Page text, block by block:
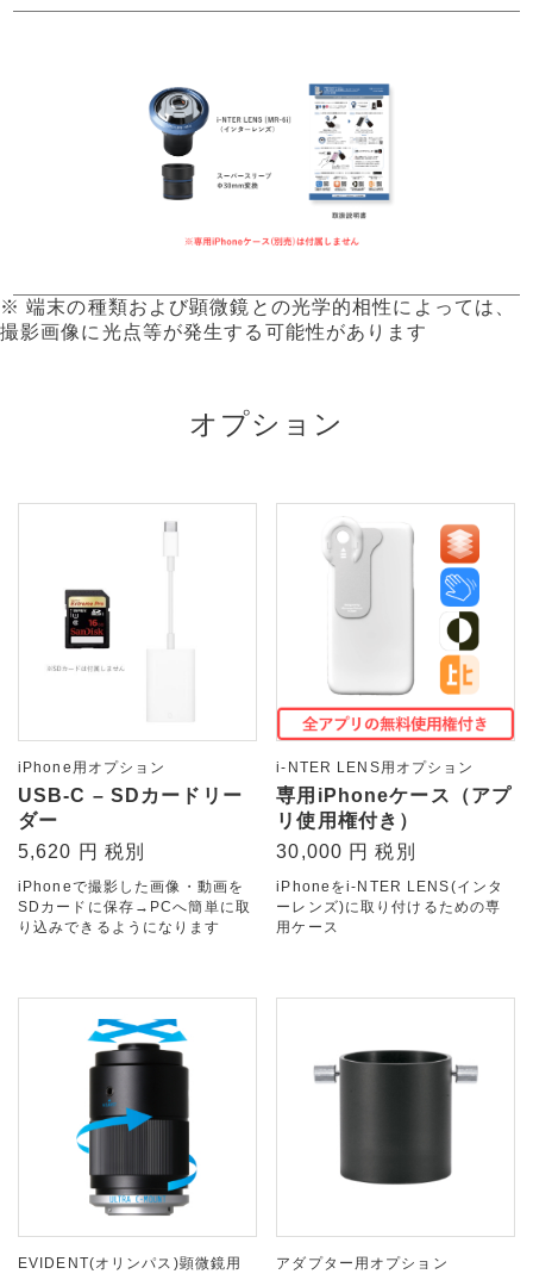
※ 端末の種類および顕微鏡との光学的相性によっては、
撮影画像に光点等が発生する可能性があります
オプション
iPhone用オプション
USB-C – SDカードリー
ダー
5,620 円 税別
iPhoneで撮影した画像・動画を
SDカードに保存→PCへ簡単に取
り込みできるようになります
i-NTER LENS用オプション
専用iPhoneケース（アプ
リ使用権付き）
30,000 円 税別
iPhoneをi-NTER LENS(インタ
ーレンズ)に取り付けるための専
用ケース
EVIDENT(オリンパス)顕微鏡用
アダプター用オプション